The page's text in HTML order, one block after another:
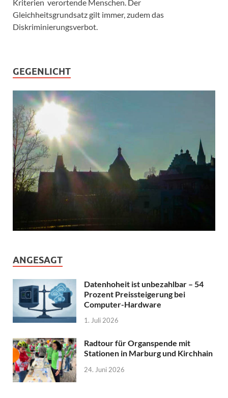
Kriterien verortende Menschen. Der
Gleichheitsgrundsatz gilt immer, zudem das
Diskriminierungsverbot.
GEGENLICHT
ANGESAGT
Datenhoheit ist unbezahlbar – 54
Prozent Preissteigerung bei
Computer-Hardware
1. Juli 2026
Radtour für Organspende mit
Stationen in Marburg und Kirchhain
24. Juni 2026